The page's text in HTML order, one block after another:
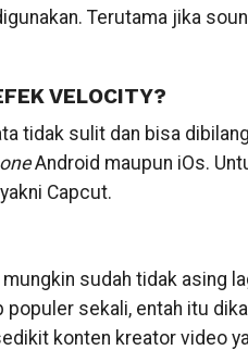
Terutama jika
VELOCITY?
tidak sulit dan bisa
Android maupun iOs.
Capcut.
sudah tidak asing
sekali, entah itu
konten kreator video